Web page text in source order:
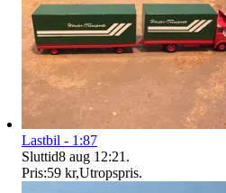
Lastbil - 1:87
Sluttid8 aug 12:21 .
Pris:59 kr,Utropspris.